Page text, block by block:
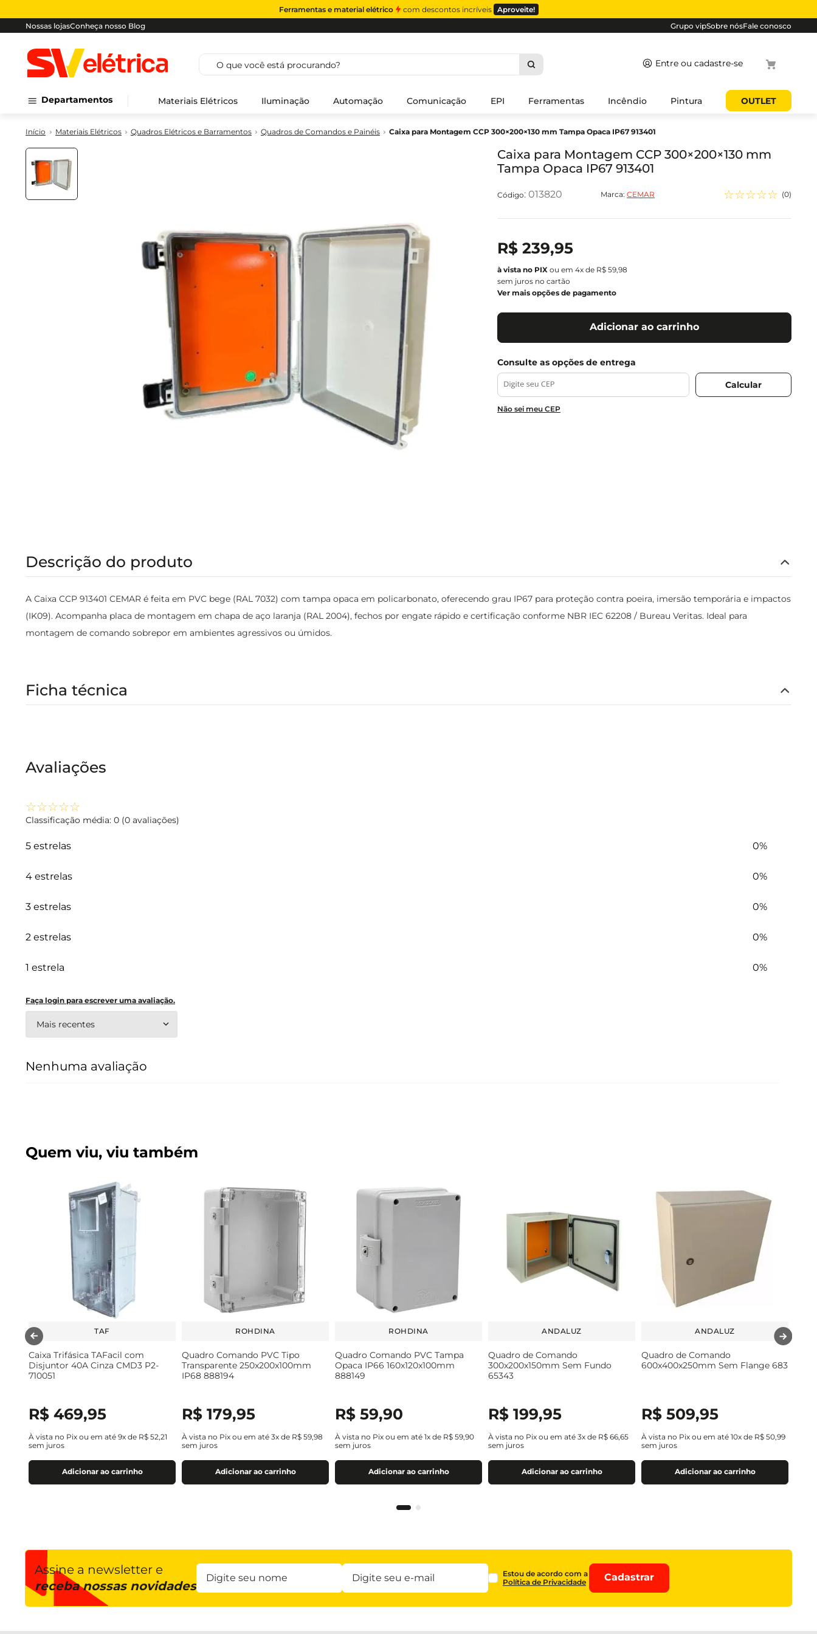
Ferramentas e material elétrico com descontos incríveis Aproveite!
Nossas lojasConheça nosso Blog Grupo vipSobre nósFale conosco
O que você está procurando?
Departamentos Materiais Elétricos Iluminação Automação Comunicação EPI Ferramentas Incêndio Pintura OUTLET
Materiais Elétricos Quadros Elétricos e Barramentos Quadros de Comandos e Painéis Caixa para Montagem CCP 300×200×130 mm Tampa Opaca IP67 913401
Caixa para Montagem CCP 300×200×130 mm
Tampa Opaca IP67 913401
: 013820 Marca: CEMAR ☆☆☆☆☆ (0)
R$ 239,95
ou em 4x de R$ 59,98
sem juros no cartão
Ver mais opções de pagamento
Adicionar ao carrinho
Não sei meu CEP
Descrição do produto
A Caixa CCP 913401 CEMAR é feita em PVC bege (RAL 7032) com tampa opaca em policarbonato, oferecendo grau IP67 para proteção contra poeira, imersão temporária e impactos
(IK09). Acompanha placa de montagem em chapa de aço laranja (RAL 2004), fechos por engate rápido e certificação conforme NBR IEC 62208 / Bureau Veritas. Ideal para
montagem de comando sobrepor em ambientes agressivos ou úmidos.
Ficha técnica
Avaliações
☆☆☆☆☆
Classificação média: 0 (0 avaliações)
5 estrelas 0%
4 estrelas 0%
3 estrelas 0%
2 estrelas 0%
1 estrela 0%
Faça login para escrever uma avaliação.
Mais recentes
Nenhuma avaliação
Quem viu, viu também
TAF
Caixa Trifásica TAFacil com
Disjuntor 40A Cinza CMD3 P2-
710051
R$ 469,95
À vista no Pix ou em até 9x de R$ 52,21
sem juros
Adicionar ao carrinho
ROHDINA
Quadro Comando PVC Tipo
Transparente 250x200x100mm
IP68 888194
R$ 179,95
À vista no Pix ou em até 3x de R$ 59,98
sem juros
Adicionar ao carrinho
ROHDINA
Quadro Comando PVC Tampa
Opaca IP66 160x120x100mm
888149
R$ 59,90
À vista no Pix ou em até 1x de R$ 59,90
sem juros
Adicionar ao carrinho
ANDALUZ
Quadro de Comando
300x200x150mm Sem Fundo
65343
R$ 199,95
À vista no Pix ou em até 3x de R$ 66,65
sem juros
Adicionar ao carrinho
ANDALUZ
Quadro de Comando
600x400x250mm Sem Flange 683
R$ 509,95
À vista no Pix ou em até 10x de R$ 50,99
sem juros
Adicionar ao carrinho
Assine a newsletter e
receba nossas novidades
Estou de acordo com a
Política de Privacidade
Cadastrar
buscados
1 º
cabo
2º luminaria
3